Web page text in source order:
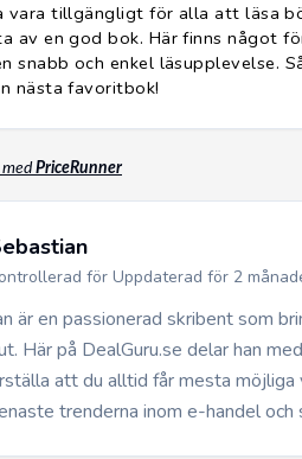
vara tillgängligt för alla att läsa
av en god bok. Här finns något
snabb och enkel läsupplevelse.
nästa favoritbok!
PriceRunner
för Uppdaterad för 2
är en passionerad skribent som
Här på DealGuru.se delar han
att du alltid får mesta möjliga
trenderna inom e-handel